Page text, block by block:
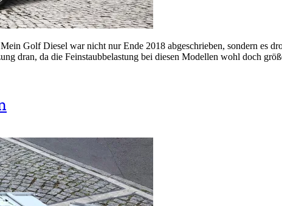
Golf Diesel war nicht nur Ende 2018 abgeschrieben, sondern es
dran, da die Feinstaubbelastung bei diesen Modellen wohl doch